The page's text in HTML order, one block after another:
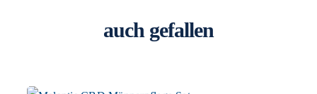
auch gefallen